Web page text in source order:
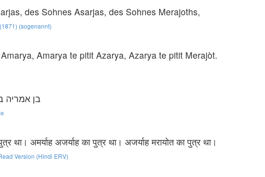
des Sohnes Asarjas, des Sohnes Merajoths,
(sogenannt)
Amarya te pitit Azarya, Azarya te pitit Merajòt.
בן אמריה
था। अमर्याह अजर्याह का पुत्र था। अजर्याह मरायोत का पुत्र था।
Version (Hindi ERV)